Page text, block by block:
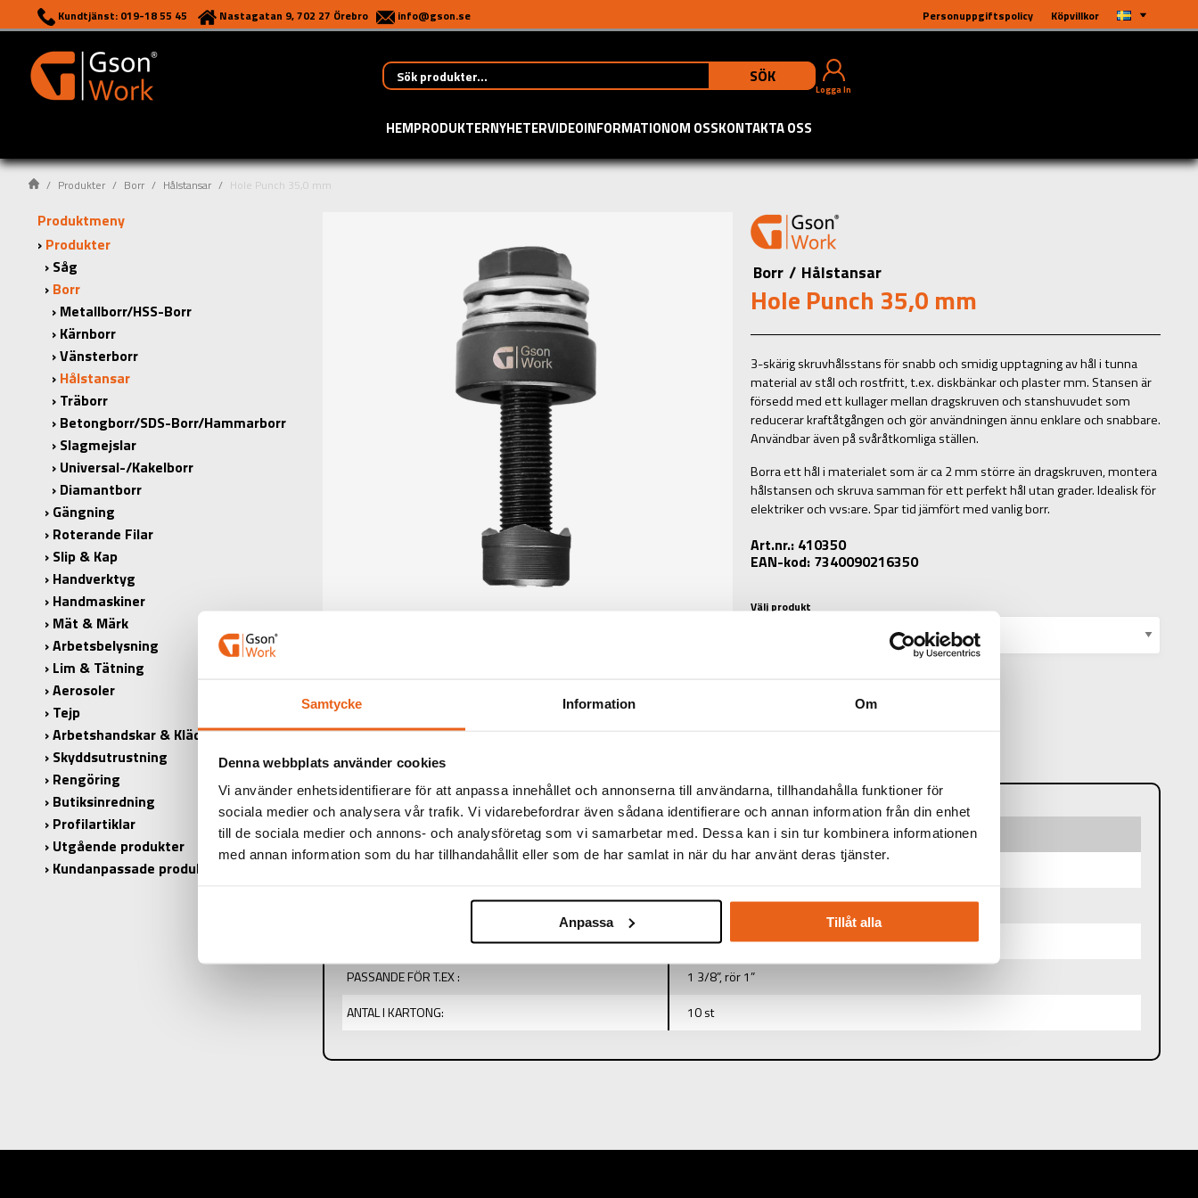
Samtycke Information Om
Denna webbplats använder cookies
Vi använder enhetsidentifierare för att anpassa innehållet och annonserna till användarna, tillhandahålla funktioner för
sociala medier och analysera vår trafik. Vi vidarebefordrar även sådana identifierare och annan information från din enhet
till de sociala medier och annons- och analysföretag som vi samarbetar med. Dessa kan i sin tur kombinera informationen
med annan information som du har tillhandahållit eller som de har samlat in när du har använt deras tjänster.
Anpassa Tillåt alla
Personuppgiftspolicy Köpvillkor
Kundtjänst: 019-18 55 45 Nastagatan 9, 702 27 Örebro info@gson.se
SÖK
Logga In
HEMPRODUKTERNYHETERVIDEOINFORMATIONOM OSSKONTAKTA OSS
Produkter Borr Hålstansar Hole Punch 35,0 mm
Produktmeny
Produkter
Såg
Borr
Metallborr/HSS-Borr
Kärnborr
Vänsterborr
Hålstansar
Träborr
Betongborr/SDS-Borr/Hammarborr
Slagmejslar
Universal-/Kakelborr
Diamantborr
Gängning
Roterande Filar
Slip & Kap
Handverktyg
Handmaskiner
Mät & Märk
Arbetsbelysning
Lim & Tätning
Aerosoler
Tejp
Arbetshandskar & Kläder
Skyddsutrustning
Rengöring
Butiksinredning
Profilartiklar
Utgående produkter
Kundanpassade produkter
Borr / Hålstansar
Hole Punch 35,0 mm
3-skärig skruvhålsstans för snabb och smidig upptagning av hål i tunna
material av stål och rostfritt, t.ex. diskbänkar och plaster mm. Stansen är
försedd med ett kullager mellan dragskruven och stanshuvudet som
reducerar kraftåtgången och gör användningen ännu enklare och snabbare.
Användbar även på svåråtkomliga ställen.
Borra ett hål i materialet som är ca 2 mm större än dragskruven, montera
hålstansen och skruva samman för ett perfekt hål utan grader. Idealisk för
elektriker och vvs:are. Spar tid jämfört med vanlig borr.
Art.nr.: 410350
EAN-kod: 7340090216350
Välj produkt
PRODUKTINFORMATION
35,0 mm
DRAGSKRUVSTORLEKEN :
M12x1.5x55
PASSANDE FÖR T.EX :
1 3/8”, rör 1”
ANTAL I KARTONG:
10 st